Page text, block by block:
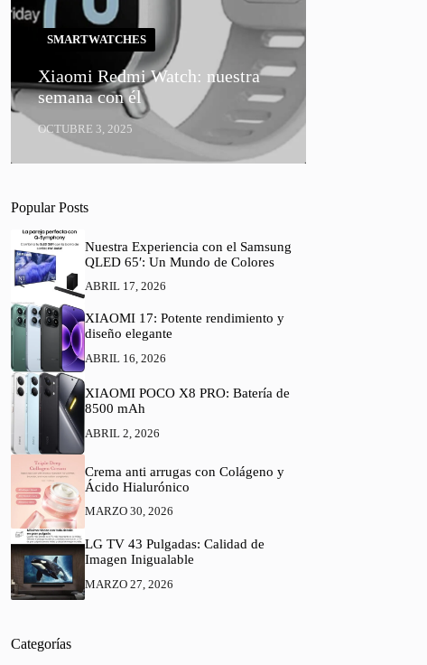
SMARTWATCHES
Xiaomi Redmi Watch: nuestra
semana con él
OCTUBRE 3, 2025
Popular Posts
Nuestra Experiencia con el Samsung
QLED 65′: Un Mundo de Colores
ABRIL 17, 2026
XIAOMI 17: Potente rendimiento y
diseño elegante
ABRIL 16, 2026
XIAOMI POCO X8 PRO: Batería de
8500 mAh
ABRIL 2, 2026
Crema anti arrugas con Colágeno y
Ácido Hialurónico
MARZO 30, 2026
LG TV 43 Pulgadas: Calidad de
Imagen Inigualable
MARZO 27, 2026
Categorías